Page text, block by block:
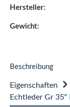
Hersteller:
Gewicht:
Beschreibung
Eigenschaften
Echtleder Gr 35"